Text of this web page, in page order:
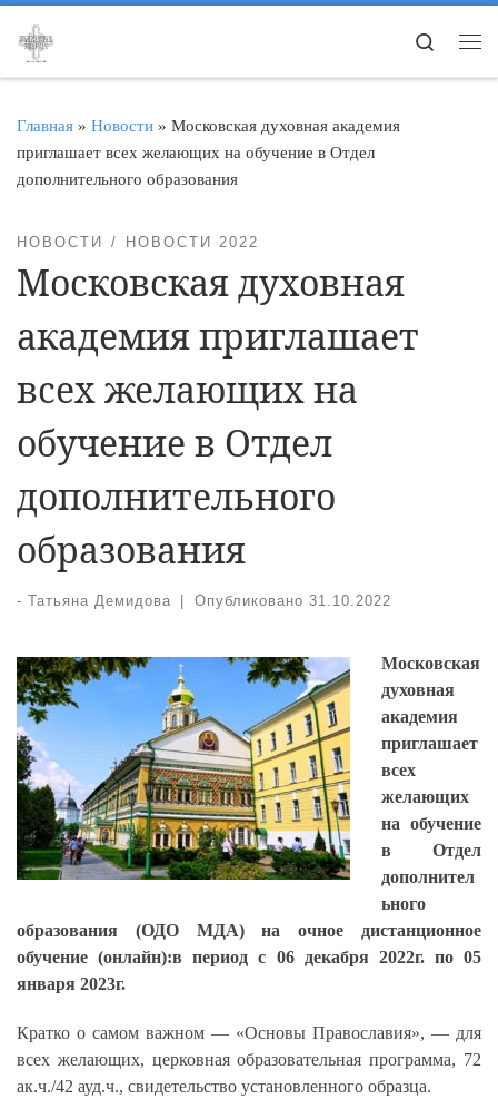
Перейти к содержимому
Search
Главная » Новости » Московская духовная академия
приглашает всех желающих на обучение в Отдел
дополнительного образования
НОВОСТИ НОВОСТИ 2022
Московская духовная
академия приглашает
всех желающих на
обучение в Отдел
дополнительного
образования
- Татьяна Демидова Опубликовано 31.10.2022
Московская
духовная
академия
приглашает
всех
желающих
на обучение
в Отдел
дополнител
ьного
образования (ОДО МДА) на очное дистанционное
обучение (онлайн):в период с 06 декабря 2022г. по 05
января 2023г.
Кратко о самом важном — «Основы Православия», — для
всех желающих, церковная образовательная программа, 72
ак.ч./42 ауд.ч., свидетельство установленного образца.